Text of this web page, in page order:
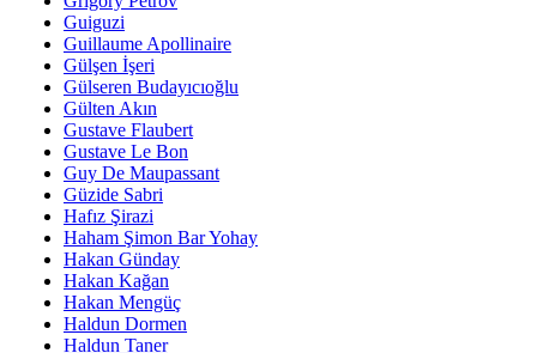
Guiguzi
Guillaume Apollinaire
Gülşen İşeri
Gülseren Budayıcıoğlu
Gülten Akın
Gustave Flaubert
Gustave Le Bon
Guy De Maupassant
Güzide Sabri
Hafız Şirazi
Haham Şimon Bar Yohay
Hakan Günday
Hakan Kağan
Hakan Mengüç
Haldun Dormen
Haldun Taner